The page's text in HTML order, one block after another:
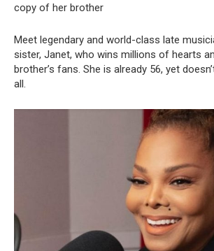
copy of her brother
Meet legendary and world-class late
sister, Janet, who wins millions of hearts
brother’s fans. She is already 56, yet
all.